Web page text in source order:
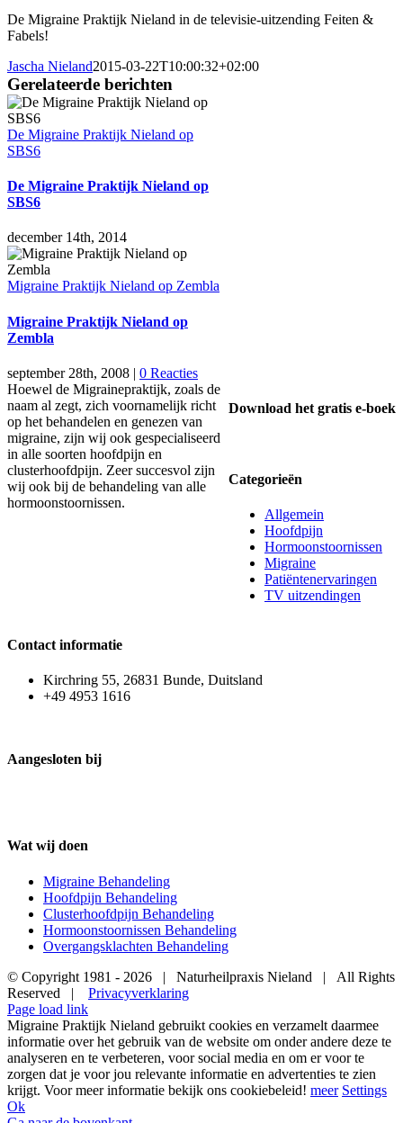
De Migraine Praktijk Nieland in de televisie-uitzending Feiten &
Fabels!
Jascha Nieland2015-03-22T10:00:32+02:00
Gerelateerde berichten
De Migraine Praktijk Nieland op
SBS6
De Migraine Praktijk Nieland op
SBS6
december 14th, 2014
Migraine Praktijk Nieland op Zembla
Migraine Praktijk Nieland op
Zembla
september 28th, 2008 | 0 Reacties
Download het gratis e-boek
Categorieën
Allgemein
Hoofdpijn
Hormoonstoornissen
Migraine
Patiëntenervaringen
TV uitzendingen
Hoewel de Migrainepraktijk, zoals de
naam al zegt, zich voornamelijk richt
op het behandelen en genezen van
migraine, zijn wij ook gespecialiseerd
in alle soorten hoofdpijn en
clusterhoofdpijn. Zeer succesvol zijn
wij ook bij de behandeling van alle
hormoonstoornissen.
Contact informatie
Kirchring 55, 26831 Bunde, Duitsland
+49 4953 1616
Aangesloten bij
Wat wij doen
Migraine Behandeling
Hoofdpijn Behandeling
Clusterhoofdpijn Behandeling
Hormoonstoornissen Behandeling
Overgangsklachten Behandeling
© Copyright 1981 - 2026 | Naturheilpraxis Nieland | All Rights
Reserved | Privacyverklaring
Page load link
Migraine Praktijk Nieland gebruikt cookies en verzamelt daarmee
informatie over het gebruik van de website om onder andere deze te
analyseren en te verbeteren, voor social media en om er voor te
zorgen dat je voor jou relevante informatie en advertenties te zien
krijgt. Voor meer informatie bekijk ons cookiebeleid! meer Settings
Ok